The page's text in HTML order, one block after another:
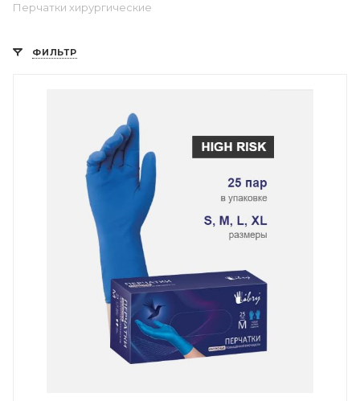
Перчатки хирургические
ФИЛЬТР